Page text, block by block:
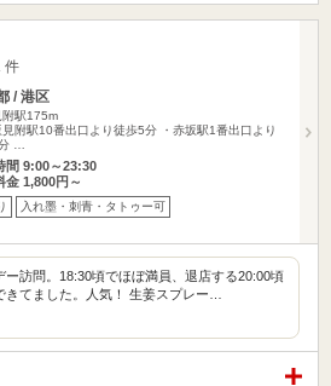
件
/ 港区
附駅175m
見附駅10番出口より徒歩5分 ・赤坂駅1番出口より
…
間 9:00～23:30
金 1,800円～
入れ墨・刺青・タトゥー可
ー訪問。18:30頃でほぼ満員、退店する20:00頃
きてました。人気！ 生姜スプレー…